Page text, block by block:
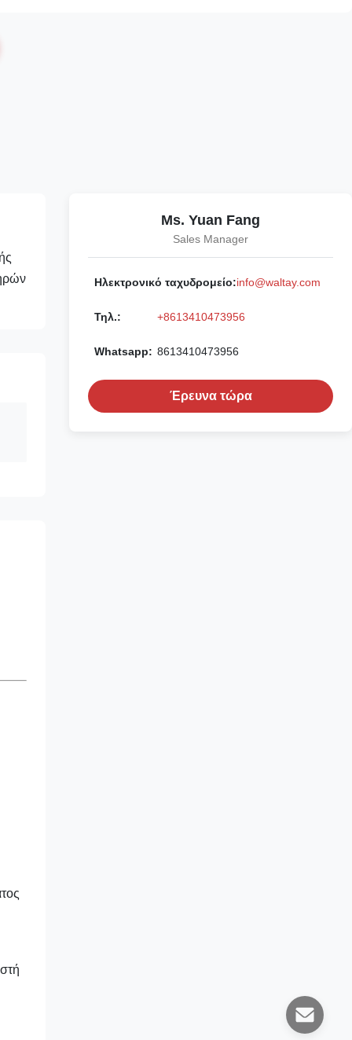
Ms. Yuan Fang
Sales Manager
Ηλεκτρονικό ταχυδρομείο:info@waltay.com
Τηλ.: +8613410473956
Whatsapp: 8613410473956
Έρευνα τώρα